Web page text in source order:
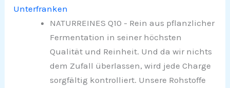
Unterfranken
NATURREINES Q10 - Rein aus pflanzlicher
Fermentation in seiner höchsten
Qualität und Reinheit. Und da wir nichts
dem Zufall überlassen, wird jede Charge
sorgfältig kontrolliert. Unsere Rohstoffe